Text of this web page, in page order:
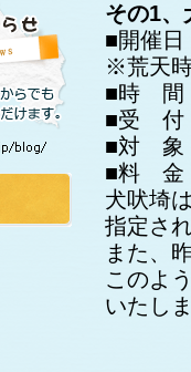
その1、
■開催日
※荒天
■時 間
■受 付
■対 象
■料 金
犬吠埼
指定さ
また、
このよ
いたし